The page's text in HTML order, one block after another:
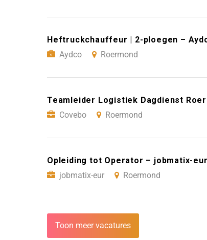
Heftruckchauffeur | 2-ploegen –
Aydco
Roermond
Teamleider Logistiek Dagdienst
Covebo
Roermond
Opleiding tot Operator – jobmatix-
jobmatix-eur
Roermond
Toon meer vacatures